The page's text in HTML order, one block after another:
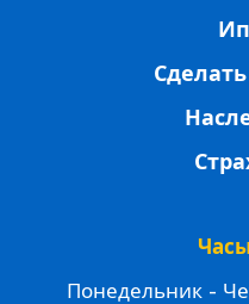
Понедельник -